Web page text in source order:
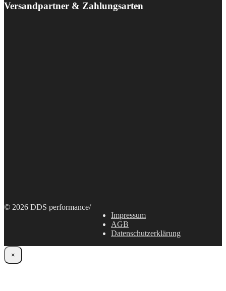
Versandpartner & Zahlungsarten
© 2026 DDS performance/
Impressum
AGB
Datenschutzerklärung
×